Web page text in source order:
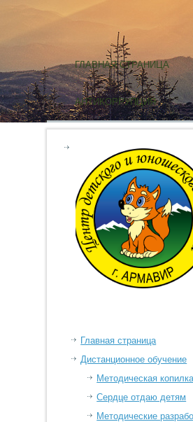
ГЛАВНАЯ СТРАНИЦА
АНТИКОРРУПЦИЯ
Главная страница
Дистанционное обучение
Методическая копилка
Сердце отдаю детям
Методические